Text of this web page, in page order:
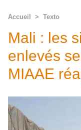
Accueil > Texto
Mali : les
enlevés
MIAAE